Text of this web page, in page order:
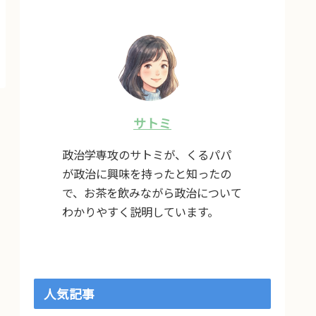
サトミ
政治学専攻のサトミが、くるパパ
が政治に興味を持ったと知ったの
で、お茶を飲みながら政治について
わかりやすく説明しています。
人気記事